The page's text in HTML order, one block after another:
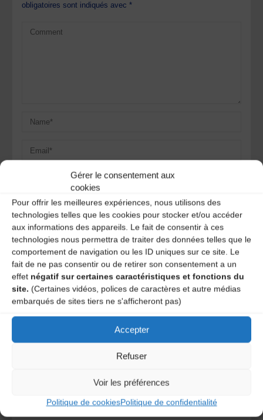
Gérer le consentement aux
cookies
Pour offrir les meilleures expériences, nous utilisons des
technologies telles que les cookies pour stocker et/ou accéder
aux informations des appareils. Le fait de consentir à ces
technologies nous permettra de traiter des données telles que le
comportement de navigation ou les ID uniques sur ce site. Le
fait de ne pas consentir ou de retirer son consentement a un
effet négatif sur certaines caractéristiques et fonctions du
site. (Certaines vidéos, polices de caractères et autre médias
embarqués de sites tiers ne s'afficheront pas)
Accepter
Refuser
Voir les préférences
Politique de cookiesPolitique de confidentialité
obligatoires sont indiqués avec*
Save my name, email, and site URL in my browser for next
time I post a comment.
Ce site utilise Akismet pour réduire les indésirables.En
savoir plus sur la façon dont les données de vos
commentaires sont traitées.
A DECOUVRIR :